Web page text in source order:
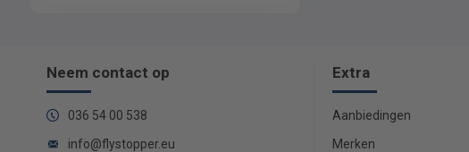
Neem contact op
036 54 00 538
info@flystopper.eu
Extra
Aanbiedingen
Merken